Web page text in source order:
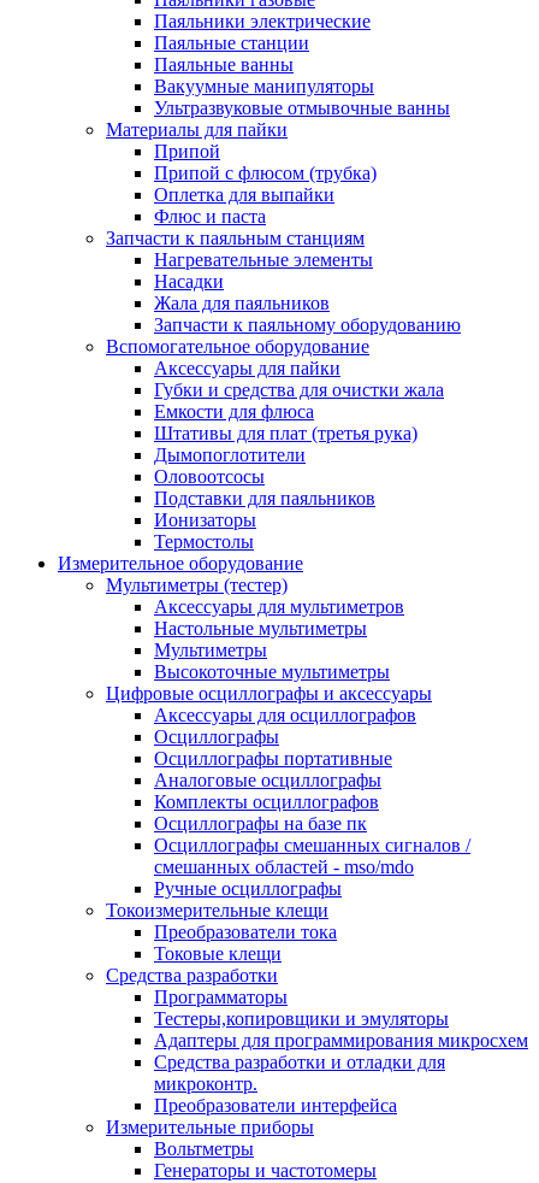
Паяльники электрические
Паяльные станции
Паяльные ванны
Вакуумные манипуляторы
Ультразвуковые отмывочные ванны
Материалы для пайки
Припой
Припой с флюсом (трубка)
Оплетка для выпайки
Флюс и паста
Запчасти к паяльным станциям
Нагревательные элементы
Насадки
Жала для паяльников
Запчасти к паяльному оборудованию
Вспомогательное оборудование
Аксессуары для пайки
Губки и средства для очистки жала
Емкости для флюса
Штативы для плат (третья рука)
Дымопоглотители
Оловоотсосы
Подставки для паяльников
Ионизаторы
Термостолы
Измерительное оборудование
Мультиметры (тестер)
Аксессуары для мультиметров
Настольные мультиметры
Мультиметры
Высокоточные мультиметры
Цифровые осциллографы и аксессуары
Аксессуары для осциллографов
Осциллографы
Осциллографы портативные
Аналоговые осциллографы
Комплекты осциллографов
Осциллографы на базе пк
Осциллографы смешанных сигналов /
смешанных областей - mso/mdo
Ручные осциллографы
Токоизмерительные клещи
Преобразователи тока
Токовые клещи
Средства разработки
Программаторы
Тестеры,копировщики и эмуляторы
Адаптеры для программирования микросхем
Cредства разработки и отладки для
микроконтр.
Преобразователи интерфейса
Измерительные приборы
Вольтметры
Генераторы и частотомеры